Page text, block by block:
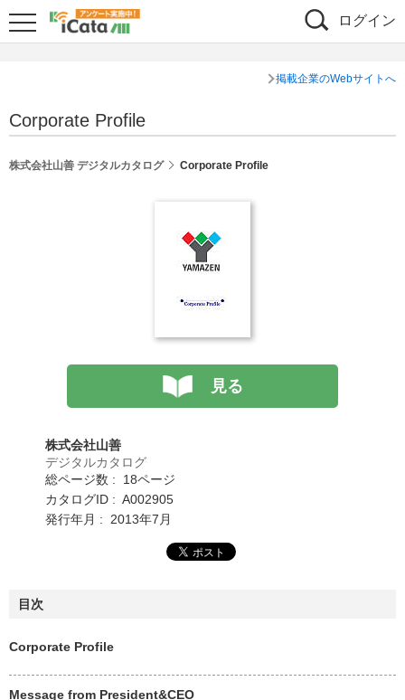
ログイン
掲載企業のWebサイトへ
Corporate Profile
株式会社山善 デジタルカタログ Corporate Profile
見る
株式会社山善
デジタルカタログ
総ページ数 : 18ページ
カタログID : A002905
発行年月 : 2013年7月
目次
Corporate Profile
Message from President&CEO